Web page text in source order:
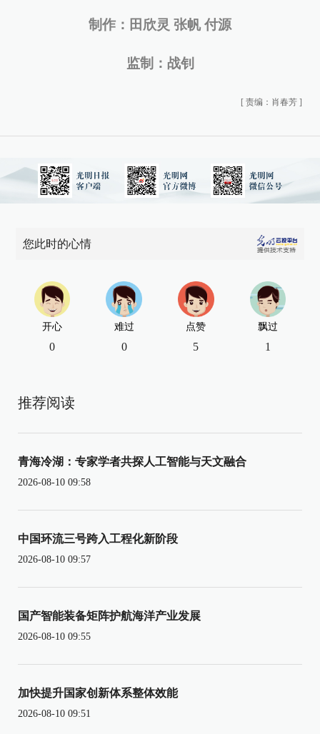
制作：田欣灵 张帆 付源
监制：战钊
[ 责编：肖春芳 ]
您此时的心情
开心
0
难过
0
点赞
5
飘过
1
推荐阅读
青海冷湖：专家学者共探人工智能与天文融合
2026-08-10 09:58
中国环流三号跨入工程化新阶段
2026-08-10 09:57
国产智能装备矩阵护航海洋产业发展
2026-08-10 09:55
加快提升国家创新体系整体效能
2026-08-10 09:51